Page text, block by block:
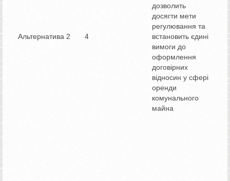
Альтернатива 2 4
дозволить
досягти мети
регулювання та
встановить єдині
вимоги до
оформлення
договірних
відносин у сфері
оренди
комунального
майна